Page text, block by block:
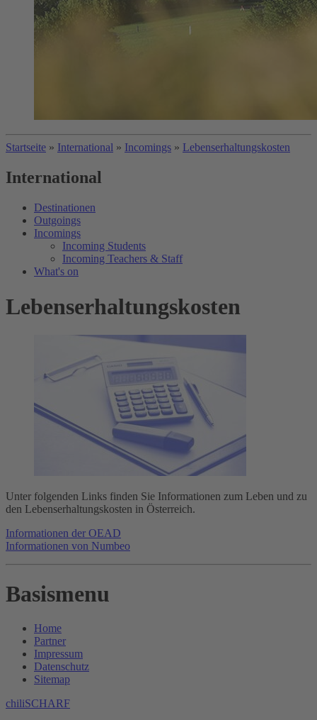
Startseite » International » Incomings » Lebenserhaltungskosten
International
Destinationen
Outgoings
Incomings
Incoming Students
Incoming Teachers & Staff
What's on
Lebenserhaltungskosten
Unter folgenden Links finden Sie Informationen zum Leben und zu
den Lebenserhaltungskosten in Österreich.
Informationen der OEAD
Informationen von Numbeo
Basismenu
Home
Partner
Impressum
Datenschutz
Sitemap
chiliSCHARF